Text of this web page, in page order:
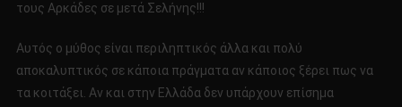
τους Αρκάδες σε μετά Σελήνης!!!
Αυτός ο μύθος είναι περιληπτικός άλλα και πολύ
αποκαλυπτικός σε κάποια πράγματα αν κάποιος ξέρει πως να
τα κοιτάξει. Αν και στην Ελλάδα δεν υπάρχουν επίσημα